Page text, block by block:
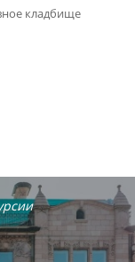
кладбище